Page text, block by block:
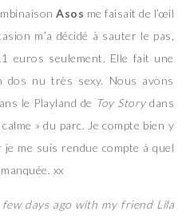
Asos me faisait de l’œil
m’a décidé à sauter le pas,
euros seulement. Elle fait une
dos nu très sexy. Nous avons
le Playland de Toy Storydans
» du parc. Je compte bien y
me suis rendue compte à quel
xx
days ago with my friend Lila